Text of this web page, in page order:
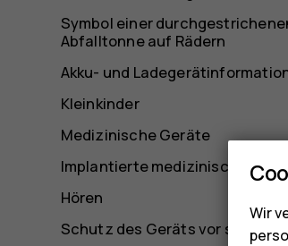
Symbol einer
Abfalltonne auf Rädern
Akku- und
Kleinkinder
Medizinische Geräte
Implantierte medizinische
Hören
Schutz des Geräts vor
Wir